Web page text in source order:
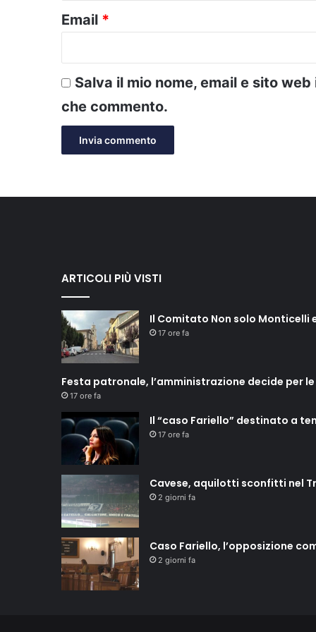
Email *
Salva il mio nome, email e sito
che commento.
ARTICOLI PIÙ VISTI
Il Comitato Non solo Monticelli
17 ore fa
Festa patronale, l’amministrazione decide per
17 ore fa
Il “caso Fariello” destinato a
17 ore fa
Cavese, aquilotti sconfitti nel
2 giorni fa
Caso Fariello, l’opposizione
2 giorni fa